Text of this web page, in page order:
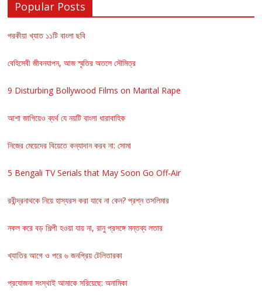
Popular Posts
পরকীয়া খ্যাত ১১টি বাংলা ছবি
বেহিসেবী জীবনযাপন, আজ স্মৃতির অতলে সৌমিত্র
9 Disturbing Bollywood Films on Marital Rape
আশা জাগিয়েও ব্যর্থ যে নয়টি বাংলা ধারাবাহিক
নিজের মেয়েদের বিয়েতে কন্যাদান করব না: সোমা
5 Bengali TV Serials that May Soon Go Off-Air
রবীন্দ্রনাথকে নিয়ে হাস্যরস করা যাবে না কেন? প্রশ্ন তসলিমার
নকল করে বড় শিল্পী হওয়া যায় না, রানু প্রসঙ্গে মন্তব্য লতার
খ্যাতির আগে ও পরে ৬ জনপ্রিয় টেলিতারকা
প্রযোজনা সংস্থাই আমাকে সরিয়েছে: অনামিকা